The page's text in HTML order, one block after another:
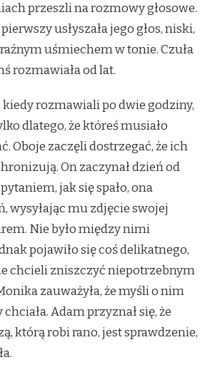
przeszli na rozmowy głosowe.
usłyszała jego głos, niski,
uśmiechem w tonie. Czuła
rozmawiała od lat.
kiedy rozmawiali po dwie godziny,
dlatego, że któreś musiało
Oboje zaczęli dostrzegać, że ich
On zaczynał dzień od
jak się spało, ona
wysyłając mu zdjęcie swojej
Nie było między nimi
pojawiło się coś delikatnego,
chcieli zniszczyć niepotrzebnym
zauważyła, że myśli o nim
Adam przyznał się, że
którą robi rano, jest sprawdzenie,